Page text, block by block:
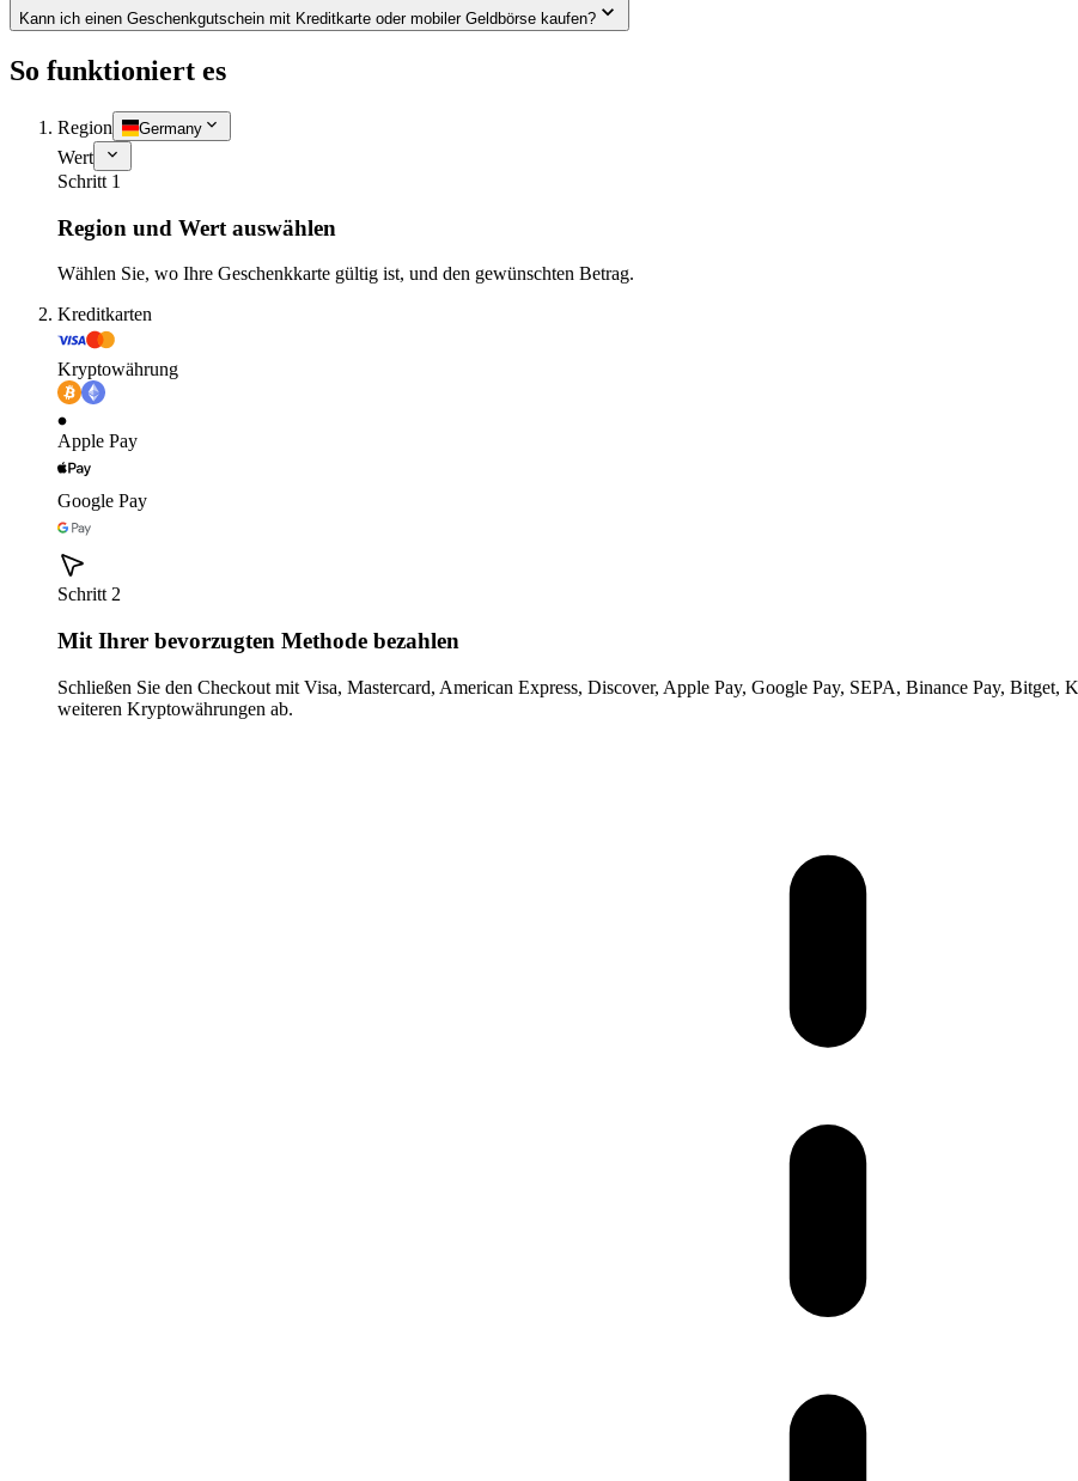
Kann ich einen Geschenkgutschein mit Kreditkarte oder mobiler Geldbörse kaufen?
So funktioniert es
Region Germany
Wert
Schritt 1
Region und Wert auswählen
Wählen Sie, wo Ihre Geschenkkarte gültig ist, und den gewünschten Betrag.
Kreditkarten
Kryptowährung
Apple Pay
Google Pay
Schritt 2
Mit Ihrer bevorzugten Methode bezahlen
Schließen Sie den Checkout mit Visa, Mastercard, American Express, Discover, Apple Pay, Google Pay, SEPA, Binance Pay,
weiteren Kryptowährungen ab.